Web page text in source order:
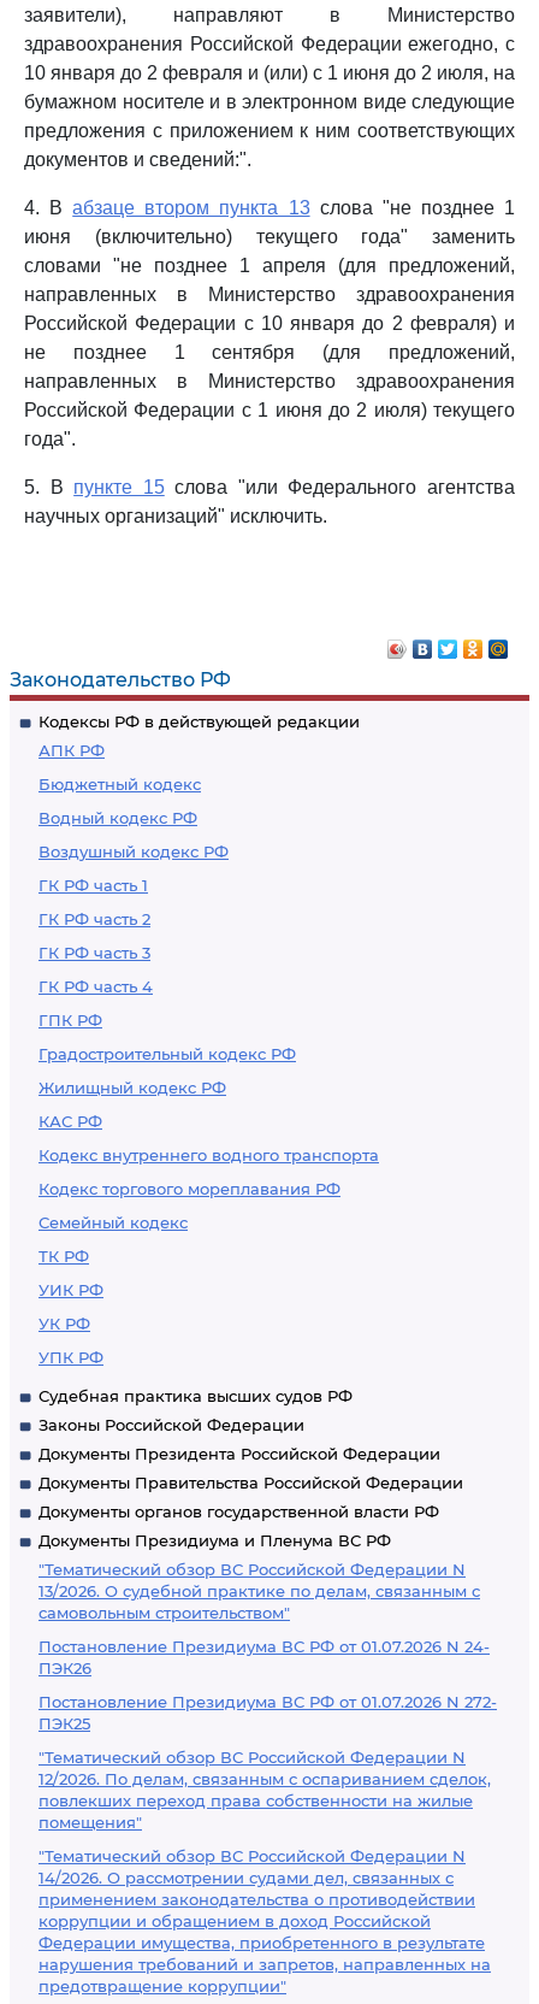
Законодательство РФ
Кодексы РФ в действующей редакции
АПК РФ
Бюджетный кодекс
Водный кодекс РФ
Воздушный кодекс РФ
ГК РФ часть 1
ГК РФ часть 2
ГК РФ часть 3
ГК РФ часть 4
ГПК РФ
Градостроительный кодекс РФ
Жилищный кодекс РФ
КАС РФ
Кодекс внутреннего водного транспорта
Кодекс торгового мореплавания РФ
Семейный кодекс
ТК РФ
УИК РФ
УК РФ
УПК РФ
Судебная практика высших судов РФ
Законы Российской Федерации
Документы Президента Российской Федерации
Документы Правительства Российской Федерации
Документы органов государственной власти РФ
Документы Президиума и Пленума ВС РФ
"Тематический обзор ВС Российской Федерации N
13/2026. О судебной практике по делам, связанным с
самовольным строительством"
Постановление Президиума ВС РФ от 01.07.2026 N 24-
ПЭК26
Постановление Президиума ВС РФ от 01.07.2026 N 272-
ПЭК25
"Тематический обзор ВС Российской Федерации N
12/2026. По делам, связанным с оспариванием сделок,
повлекших переход права собственности на жилые
помещения"
"Тематический обзор ВС Российской Федерации N
14/2026. О рассмотрении судами дел, связанных с
применением законодательства о противодействии
коррупции и обращением в доход Российской
Федерации имущества, приобретенного в результате
нарушения требований и запретов, направленных на
предотвращение коррупции"
заявители), направляют в Министерство
здравоохранения Российской Федерации ежегодно, с
10 января до 2 февраля и (или) с 1 июня до 2 июля, на
бумажном носителе и в электронном виде следующие
предложения с приложением к ним соответствующих
документов и сведений:".
4. Вабзаце втором пункта 13слова "не позднее 1
июня (включительно) текущего года" заменить
словами "не позднее 1 апреля (для предложений,
направленных в Министерство здравоохранения
Российской Федерации с 10 января до 2 февраля) и
не позднее 1 сентября (для предложений,
направленных в Министерство здравоохранения
Российской Федерации с 1 июня до 2 июля) текущего
года".
5. В пункте 15слова "или Федерального агентства
научных организаций" исключить.